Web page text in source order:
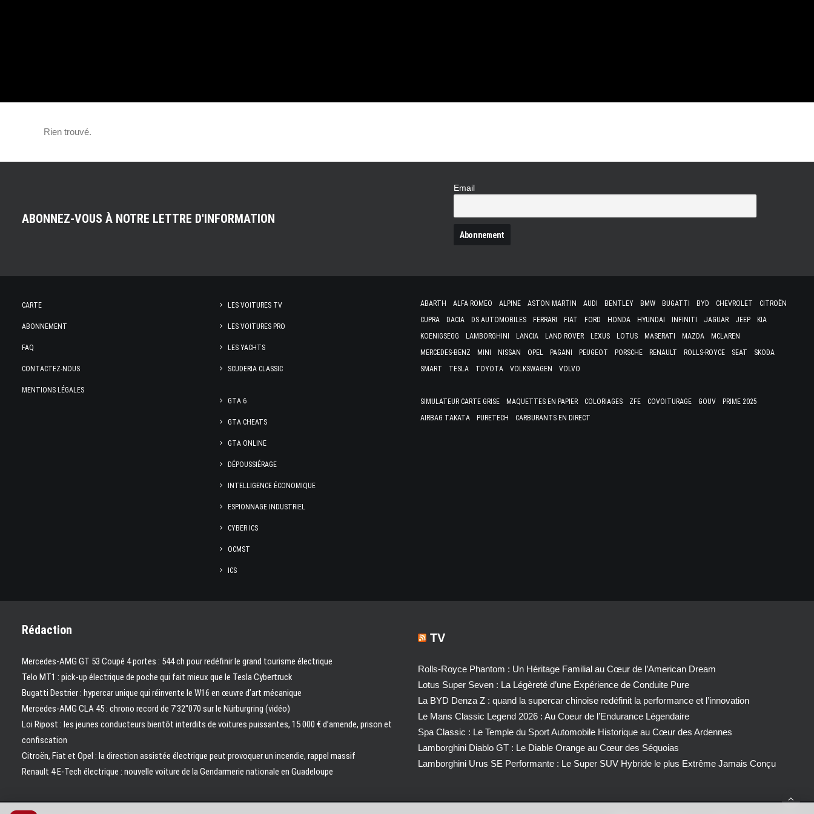
RECHARGEABLES
Rien trouvé.
ABONNEZ-VOUS À NOTRE LETTRE D'INFORMATION
Email
CARTE
ABONNEMENT
FAQ
CONTACTEZ-NOUS
MENTIONS LÉGALES
LES VOITURES TV
LES VOITURES PRO
LES YACHTS
SCUDERIA CLASSIC
GTA 6
GTA CHEATS
GTA ONLINE
DÉPOUSSIÉRAGE
INTELLIGENCE ÉCONOMIQUE
ESPIONNAGE INDUSTRIEL
CYBER ICS
OCMST
ICS
ABARTH ALFA ROMEO ALPINE ASTON MARTIN AUDI BENTLEY BMW BUGATTI BYD CHEVROLET
CITROËN
CUPRA
DACIA DS AUTOMOBILES FERRARI FIAT FORD HONDA HYUNDAI INFINITI JAGUAR JEEP
KIA
KOENIGSEGG
LAMBORGHINI LANCIA LAND ROVER LEXUS LOTUS MASERATI MAZDA
MCLAREN
MERCEDES-BENZ
MINI NISSAN OPEL PAGANI PEUGEOT PORSCHE RENAULT ROLLS-ROYCE SEAT
SKODA
SMART
TESLA TOYOTA VOLKSWAGEN VOLVO
SIMULATEUR CARTE GRISE MAQUETTES EN PAPIER COLORIAGES ZFE COVOITURAGE GOUV
PRIME 2025
AIRBAG TAKATA
PURETECH CARBURANTS EN DIRECT
Rédaction
Mercedes-AMG GT 53 Coupé 4 portes : 544 ch pour redéfinir le grand tourisme électrique
Telo MT1 : pick‑up électrique de poche qui fait mieux que le Tesla Cybertruck
Bugatti Destrier : hypercar unique qui réinvente le W16 en œuvre d’art mécanique
Mercedes-AMG CLA 45 : chrono record de 7’32″070 sur le Nürburgring (vidéo)
Loi Ripost : les jeunes conducteurs bientôt interdits de voitures puissantes, 15 000 € d’amende, prison et
confiscation
Citroën, Fiat et Opel : la direction assistée électrique peut provoquer un incendie, rappel massif
Renault 4 E-Tech électrique : nouvelle voiture de la Gendarmerie nationale en Guadeloupe
TV
Rolls-Royce Phantom : Un Héritage Familial au Cœur de l’American Dream
Lotus Super Seven : La Légèreté d’une Expérience de Conduite Pure
La BYD Denza Z : quand la supercar chinoise redéfinit la performance et l’innovation
Le Mans Classic Legend 2026 : Au Coeur de l’Endurance Légendaire
Spa Classic : Le Temple du Sport Automobile Historique au Cœur des Ardennes
Lamborghini Diablo GT : Le Diable Orange au Cœur des Séquoias
Lamborghini Urus SE Performante : Le Super SUV Hybride le plus Extrême Jamais Conçu